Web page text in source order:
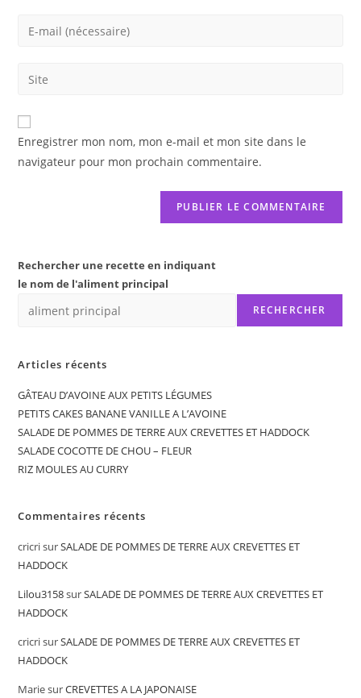
Enter
address
comment
Saisir
de
votre
(facultatif)
Enregistrer mon nom, mon e-mail et mon site dans le
navigateur pour mon prochain commentaire.
Rechercher une recette en indiquant
le nom de l'aliment principal
RECHERCHER
Articles récents
GÂTEAU D’AVOINE AUX PETITS LÉGUMES
PETITS CAKES BANANE VANILLE A L’AVOINE
SALADE DE POMMES DE TERRE AUX CREVETTES ET HADDOCK
SALADE COCOTTE DE CHOU – FLEUR
RIZ MOULES AU CURRY
Commentaires récents
cricrisurSALADE DE POMMES DE TERRE AUX CREVETTES ET
HADDOCK
Lilou3158surSALADE DE POMMES DE TERRE AUX CREVETTES ET
HADDOCK
cricrisurSALADE DE POMMES DE TERRE AUX CREVETTES ET
HADDOCK
MariesurCREVETTES A LA JAPONAISE